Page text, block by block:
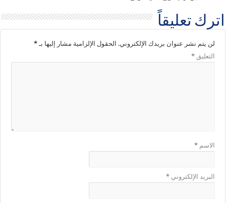
اترك تعليقاً
لن يتم نشر عنوان بريدك الإلكتروني. الحقول الإلزامية مشار إليها بـ*
التعليق*
الاسم*
البريد الإلكتروني*